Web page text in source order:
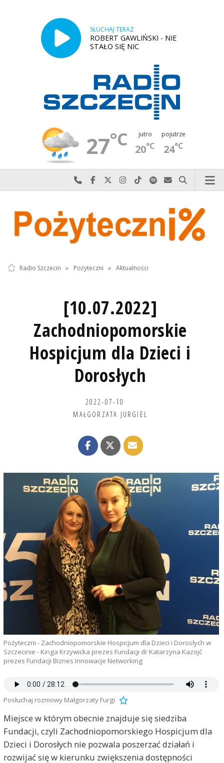
SŁUCHAJ TERAZ
ROBERT GAWLIŃSKI - NIE
STAŁO SIĘ NIC
27°C jutro
20°C
pojutrze
24°C
Najlepiej po prostu do nas zadzwoń
Odwiedź nas na Facebook-u
Odwiedź nas na X
Odwiedź nas na Instagram-ie
Odwiedź nas na TikTok-u
Szukaj nas na Spotify
Wyślij do nas
Szukaj
Radio Szczecin » Pożyteczni » Aktualności
[10.07.2022]
Zachodniopomorskie
Hospicjum dla Dzieci i
Dorosłych
2022-07-10
MAŁGORZATA JURGIEL
Pożyteczni - Zachodniopomorskie Hospicjum dla Dzieci i Dorosłych w
Szczecinie - Kinga Krzywicka prezes Fundacji dr Katarzyna Kazojć
prezes Fundacji Biznes Innowacje Networking
Posłuchaj rozmowy Małgorzaty Furgi
Miejsce w którym obecnie znajduje się siedziba
Fundacji, czyli Zachodniopomorskiego Hospicjum dla
Dzieci i Dorosłych nie pozwala poszerzać działań i
rozwijać się w kierunku zwiększenia dostępności